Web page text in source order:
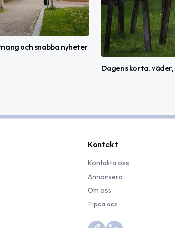
och snabba nyheter
Dagens korta:
Kontakt
Kontakta oss
Annonsera
Om oss
Tipsa oss